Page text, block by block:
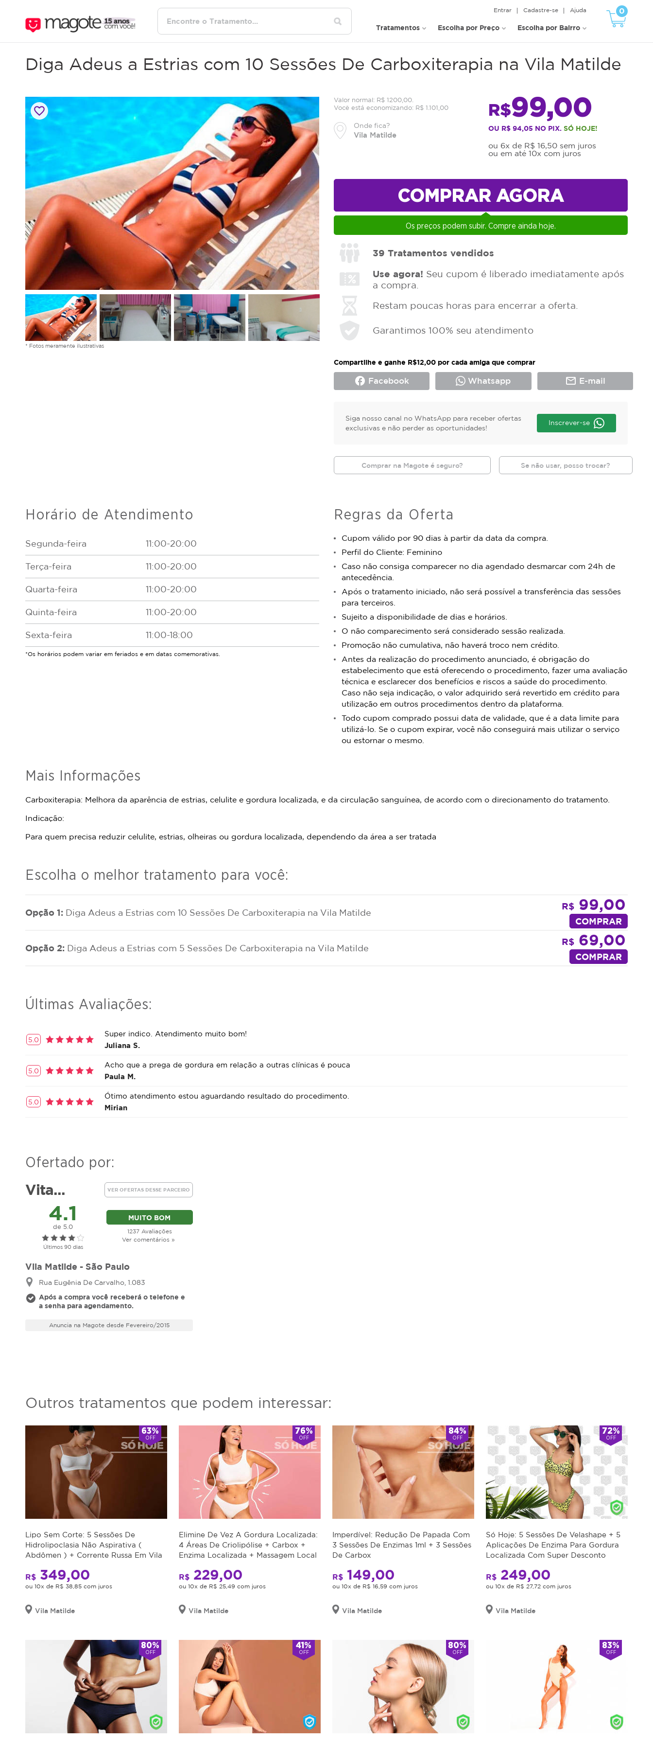
0
Entrar Cadastre-se Ajuda
Tratamentos Escolha por Preço Escolha por Bairro
Diga Adeus a Estrias com 10 Sessões De Carboxiterapia na Vila Matilde
favorite_border
* Fotos meramente ilustrativas
Valor normal: R$ 1200,00.
Você está economizando: R$ 1.101,00
Onde fica?
Vila Matilde
R$99,00
OU R$ 94,05 NO PIX. SÓ HOJE!
ou 6x de R$ 16,50 sem juros
ou em até 10x com juros
COMPRAR AGORA
Os preços podem subir. Compre ainda hoje.
39 Tratamentos vendidos
Use agora! Seu cupom é liberado imediatamente após
a compra.
Restam poucas horas para encerrar a oferta.
Garantimos 100% seu atendimento
Compartilhe e ganhe R$12,00 por cada amiga que comprar
facebook Facebook Whatsapp mail_outline E-mail
Siga nosso canal no WhatsApp para receber ofertas
exclusivas e não perder as oportunidades!
Inscrever-se
Comprar na Magote é seguro? Se não usar, posso trocar?
Horário de Atendimento
Segunda-feira 11:00-20:00
Terça-feira 11:00-20:00
Quarta-feira 11:00-20:00
Quinta-feira 11:00-20:00
Sexta-feira 11:00-18:00
*Os horários podem variar em feriados e em datas comemorativas.
Regras da Oferta
Cupom válido por 90 dias à partir da data da compra.
Perfil do Cliente: Feminino
Caso não consiga comparecer no dia agendado desmarcar com 24h de
antecedência.
Após o tratamento iniciado, não será possível a transferência das sessões
para terceiros.
Sujeito a disponibilidade de dias e horários.
O não comparecimento será considerado sessão realizada.
Promoção não cumulativa, não haverá troco nem crédito.
Antes da realização do procedimento anunciado, é obrigação do
estabelecimento que está oferecendo o procedimento, fazer uma avaliação
técnica e esclarecer dos benefícios e riscos a saúde do procedimento.
Caso não seja indicação, o valor adquirido será revertido em crédito para
utilização em outros procedimentos dentro da plataforma.
Todo cupom comprado possui data de validade, que é a data limite para
utilizá-lo. Se o cupom expirar, você não conseguirá mais utilizar o serviço
ou estornar o mesmo.
Mais Informações
Carboxiterapia: Melhora da aparência de estrias, celulite e gordura localizada, e da circulação sanguínea, de acordo com o direcionamento do tratamento.
Indicação:
Para quem precisa reduzir celulite, estrias, olheiras ou gordura localizada, dependendo da área a ser tratada
Escolha o melhor tratamento para você:
Opção 1: Diga Adeus a Estrias com 10 Sessões De Carboxiterapia na Vila Matilde
R$ 99,00
COMPRAR
Opção 2: Diga Adeus a Estrias com 5 Sessões De Carboxiterapia na Vila Matilde
R$ 69,00
COMPRAR
Últimas Avaliações:
5.0
Super indico. Atendimento muito bom!
Juliana S.
5.0
Acho que a prega de gordura em relação a outras clínicas é pouca
Paula M.
5.0
Ótimo atendimento estou aguardando resultado do procedimento.
Mirian
Ofertado por:
Vita... VER OFERTAS DESSE PARCEIRO
4.1
de 5.0
Últimos 90 dias
MUITO BOM
1237 Avaliações
Ver comentários »
Vila Matilde - São Paulo
Rua Eugênia De Carvalho, 1.083
Após a compra você receberá o telefone e
a senha para agendamento.
Anuncia na Magote desde Fevereiro/2015
Outros tratamentos que podem interessar:
63%
OFF
Lipo Sem Corte: 5 Sessões De
Hidrolipoclasia Não Aspirativa (
Abdômen ) + Corrente Russa Em Vila
R$ 349,00
ou 10x de R$ 38,85 com juros
Vila Matilde
76%
OFF
Elimine De Vez A Gordura Localizada:
4 Áreas De Criolipólise + Carbox +
Enzima Localizada + Massagem Local
R$ 229,00
ou 10x de R$ 25,49 com juros
Vila Matilde
84%
OFF
Imperdível: Redução De Papada Com
3 Sessões De Enzimas 1ml + 3 Sessões
De Carbox
R$ 149,00
ou 10x de R$ 16,59 com juros
Vila Matilde
72%
OFF
Só Hoje: 5 Sessões De Velashape + 5
Aplicações De Enzima Para Gordura
Localizada Com Super Desconto
R$ 249,00
ou 10x de R$ 27,72 com juros
Vila Matilde
80%
OFF
41%
OFF
80%
OFF
83%
OFF